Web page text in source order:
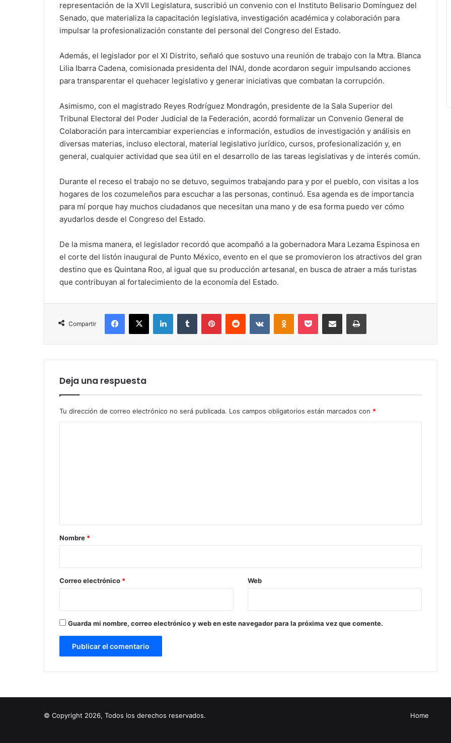
representación de la XVII Legislatura, suscribió un convenio con el Instituto Belisario Domínguez del
Senado, que materializa la capacitación legislativa, investigación académica y colaboración para
impulsar la profesionalización constante del personal del Congreso del Estado.
Además, el legislador por el XI Distrito, señaló que sostuvo una reunión de trabajo con la Mtra. Blanca
Lilia Ibarra Cadena, comisionada presidenta del INAI, donde acordaron seguir impulsando acciones
para transparentar el quehacer legislativo y generar iniciativas que combatan la corrupción.
Asimismo, con el magistrado Reyes Rodríguez Mondragón, presidente de la Sala Superior del
Tribunal Electoral del Poder Judicial de la Federación, acordó formalizar un Convenio General de
Colaboración para intercambiar experiencias e información, estudios de investigación y análisis en
diversas materias, incluso electoral, material legislativo jurídico, cursos, profesionalización y, en
general, cualquier actividad que sea útil en el desarrollo de las tareas legislativas y de interés común.
Durante el receso el trabajo no se detuvo, seguimos trabajando para y por el pueblo, con visitas a los
hogares de los cozumeleños para escuchar a las personas, continuó. Esa agenda es de importancia
para mí porque hay muchos ciudadanos que necesitan una mano y de esa forma puedo ver cómo
ayudarlos desde el Congreso del Estado.
De la misma manera, el legislador recordó que acompañó a la gobernadora Mara Lezama Espinosa en
el corte del listón inaugural de Punto México, evento en el que se promovieron los atractivos del gran
destino que es Quintana Roo, al igual que su producción artesanal, en busca de atraer a más turistas
que contribuyan al fortalecimiento de la economía del Estado.
Compartir
Facebook
X LinkedInTumblr PinterestReddit VKontakteOdnoklassniki
Pocket Compartir por correo electrónicoImprimir
Deja una respuesta
Tu dirección de correo electrónico no será publicada. Los campos obligatorios están marcados con *
r
*
Nombre *
Correo electrónico * Web
Guarda mi nombre, correo electrónico y web en este navegador para la próxima vez que comente.
© Copyright 2026, Todos los derechos reservados.
Home